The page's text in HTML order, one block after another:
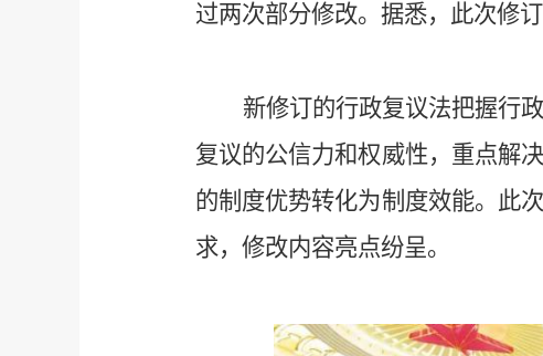
过两次部分修改。据悉，此次修
新修订的行政复议法把握行
复议的公信力和权威性，重点解
的制度优势转化为制度效能。此
求，修改内容亮点纷呈。